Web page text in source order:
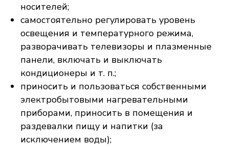
носителей;
самостоятельно регулировать уровень
освещения и температурного режима,
разворачивать телевизоры и плазменные
панели, включать и выключать
кондиционеры и т. п.;
приносить и пользоваться собственными
электробытовыми нагревательными
приборами, приносить в помещения и
раздевалки пищу и напитки (за
исключением воды);